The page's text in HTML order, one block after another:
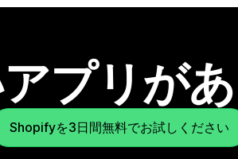
プリが
Shopifyを3日間無料でお試しください